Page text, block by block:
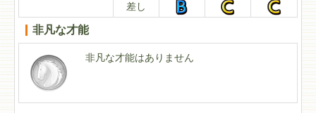
差し
非凡な才能
非凡な才能はありません